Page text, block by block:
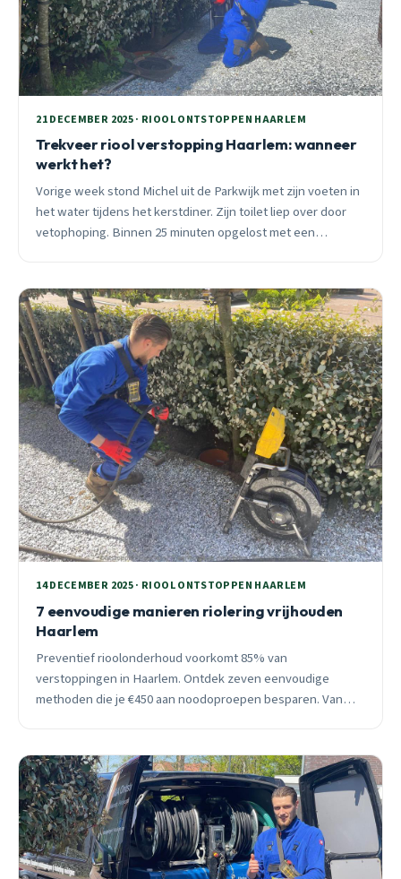
21 DECEMBER 2025 · RIOOL ONTSTOPPEN HAARLEM
Trekveer riool verstopping Haarlem: wanneer
werkt het?
Vorige week stond Michel uit de Parkwijk met zijn voeten in
het water tijdens het kerstdiner. Zijn toilet liep over door
vetophoping. Binnen 25 minuten opgelost met een
14 DECEMBER 2025 · RIOOL ONTSTOPPEN HAARLEM
7 eenvoudige manieren riolering vrijhouden
Haarlem
Preventief rioolonderhoud voorkomt 85% van
verstoppingen in Haarlem. Ontdek zeven eenvoudige
methoden die je €450 aan noodoproepen besparen. Van
leidingen.